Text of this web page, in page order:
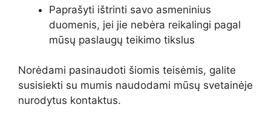
Paprašyti ištrinti savo asmeninius
duomenis, jei jie nebėra reikalingi pagal
mūsų paslaugų teikimo tikslus
Norėdami pasinaudoti šiomis teisėmis, galite
susisiekti su mumis naudodami mūsų svetainėje
nurodytus kontaktus.